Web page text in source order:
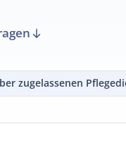
zugelassenen